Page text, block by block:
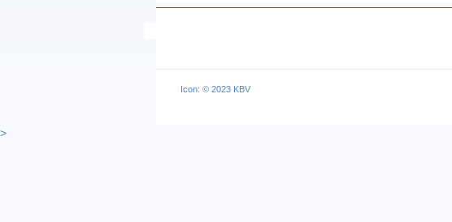
Icon: © 2023 KBV
>